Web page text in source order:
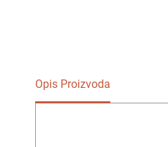
Opis Proizvoda